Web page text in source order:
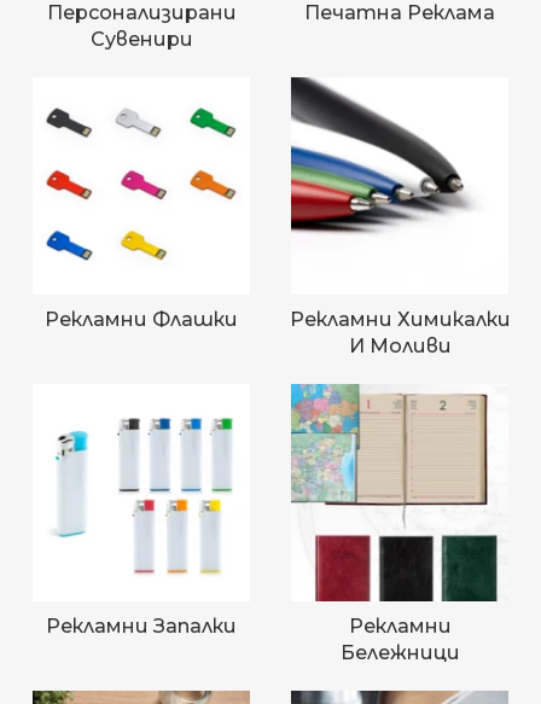
Персонализирани
Сувенири
Печатна Реклама
Рекламни Флашки
Рекламни Химикалки
И Моливи
Рекламни Запалки
Рекламни
Бележници